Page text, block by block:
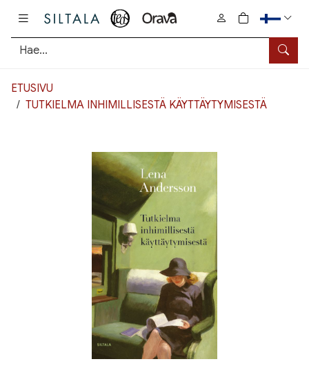
Hae
0
tuotetta
ETUSIVU
TUTKIELMA INHIMILLISESTÄ KÄYTTÄYTYMISESTÄ